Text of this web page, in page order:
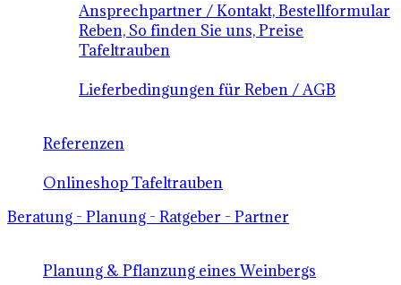
Ansprechpartner / Kontakt, Bestellformular
Reben, So finden Sie uns, Preise
Tafeltrauben
Lieferbedingungen für Reben / AGB
Referenzen
Onlineshop Tafeltrauben
Beratung - Planung - Ratgeber - Partner
Planung & Pflanzung eines Weinbergs